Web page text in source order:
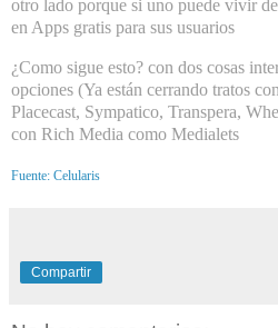
otro lado porque si uno puede vivir
en Apps gratis para sus usuarios
¿Como sigue esto? con dos cosas
opciones (Ya están cerrando tratos
Placecast, Sympatico, Transpera,
con Rich Media como Medialets
Fuente: Celularis
Compartir